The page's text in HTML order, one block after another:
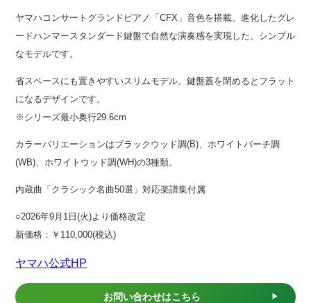
ヤマハコンサートグランドピアノ「CFX」音色を搭載。進化したグレ
ードハンマースタンダード鍵盤で自然な演奏感を実現した、シンプル
なモデルです。
省スペースにも置きやすいスリムモデル。鍵盤蓋を閉めるとフラット
になるデザインです。
※シリーズ最小奥行29.6cm
カラーバリエーションはブラックウッド調(B)、ホワイトバーチ調
(WB)、ホワイトウッド調(WH)の3種類。
内蔵曲「クラシック名曲50選」対応楽譜集付属
○2026年9月1日(火)より価格改定
新価格：￥110,000(税込)
ヤマハ公式HP
お問い合わせはこちら